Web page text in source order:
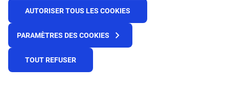
AUTORISER TOUS LES COOKIES
PARAMÈTRES DES COOKIES
TOUT REFUSER
© 2025 APOK